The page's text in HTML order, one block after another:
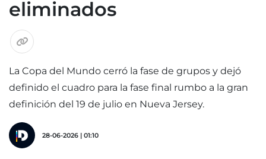
eliminados
La Copa del Mundo cerró la fase de grupos y dejó
definido el cuadro para la fase final rumbo a la gran
definición del 19 de julio en Nueva Jersey.
28-06-2026 | 01:10